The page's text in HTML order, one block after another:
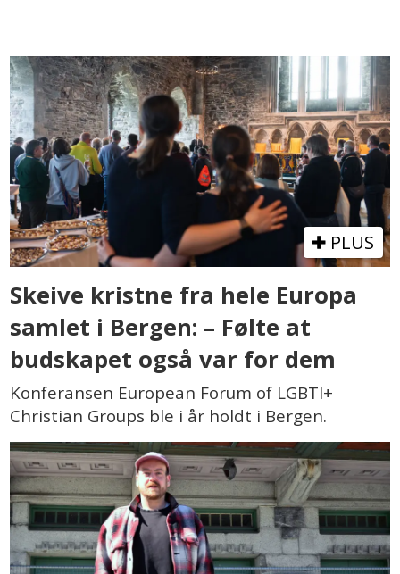
PLUS
Skeive kristne fra hele Europa
samlet i Bergen: – Følte at
budskapet også var for dem
Konferansen European Forum of LGBTI+
Christian Groups ble i år holdt i Bergen.